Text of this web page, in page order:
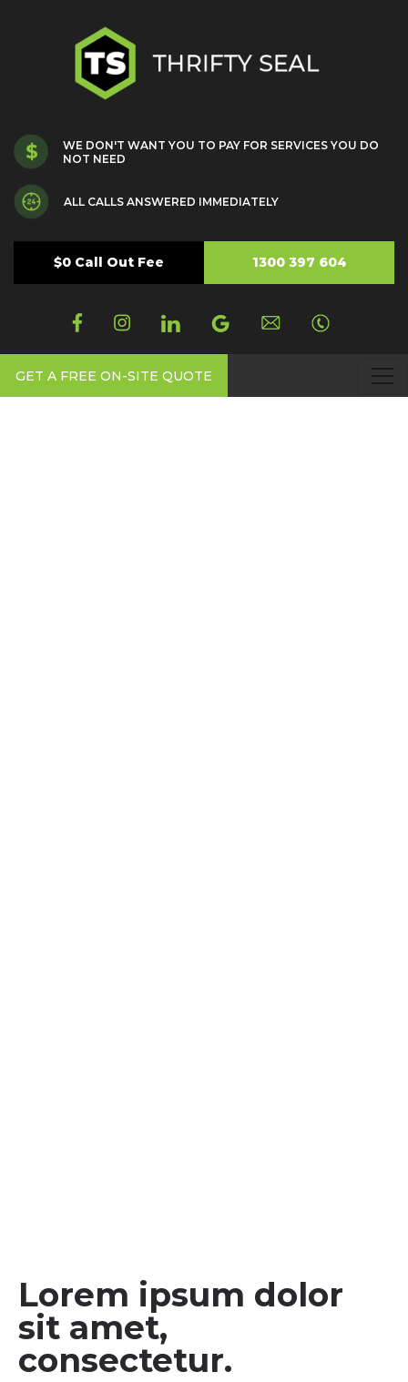
WE DON'T WANT YOU TO PAY FOR SERVICES YOU DO
NOT NEED
ALL CALLS ANSWERED IMMEDIATELY
$0 Call Out Fee 1300 397 604
GET A FREE ON-SITE QUOTE
Lorem ipsum dolor
sit amet,
consectetur.